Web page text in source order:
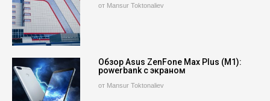
от Mansur Toktonaliev
Обзор Asus ZenFone Max Plus (M1):
powerbank с экраном
от Mansur Toktonaliev